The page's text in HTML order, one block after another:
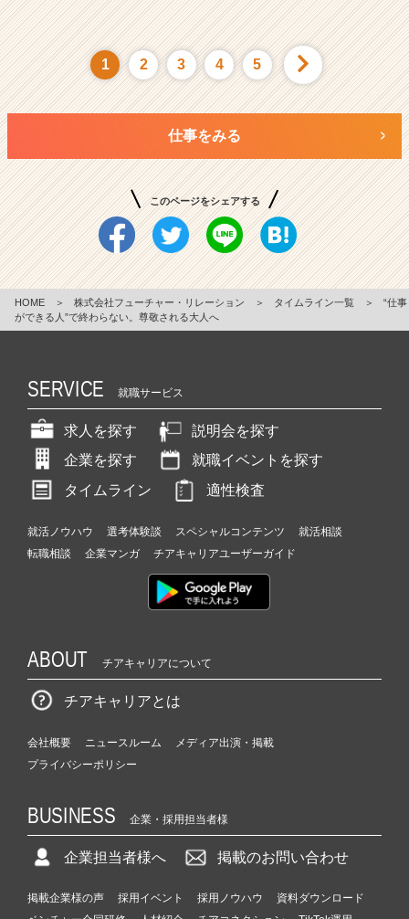
1 2 3 4 5
仕事をみる
このページをシェアする
HOME ＞ 株式会社フューチャー・リレーション ＞ タイムライン一覧 ＞
“仕事
ができる人”で終わらない。尊敬される大人へ
SERVICE 就職サービス
求人を探す
説明会を探す
企業を探す
就職イベントを探す
タイムライン
適性検査
就活ノウハウ 選考体験談 スペシャルコンテンツ
就活相談
転職相談
企業マンガ チアキャリアユーザーガイド
ABOUT チアキャリアについて
チアキャリアとは
会社概要 ニュースルーム
メディア出演・掲載
プライバシーポリシー
BUSINESS 企業・採用担当者様
企業担当者様へ 掲載のお問い合わせ
掲載企業様の声 採用イベント 採用ノウハウ
資料ダウンロード